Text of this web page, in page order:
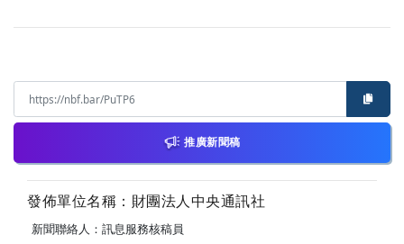
推廣新聞稿
發佈單位名稱：財團法人中央通訊社
新聞聯絡人：訊息服務核稿員